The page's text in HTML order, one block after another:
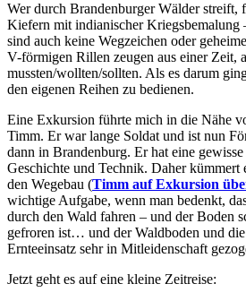
Wer durch Brandenburger Wälder streift,
Kiefern mit indianischer Kriegsbemalung
sind auch keine Wegzeichen oder
V-förmigen Rillen zeugen aus einer Zeit,
mussten/wollten/sollten. Als es darum
den eigenen Reihen zu bedienen.
Eine Exkursion führte mich in die Nähe
Timm. Er war lange Soldat und ist nun
dann in Brandenburg. Er hat eine
Geschichte und Technik. Daher kümmert
den Wegebau (Timm auf Exkursion
wichtige Aufgabe, wenn man bedenkt,
durch den Wald fahren – und der Boden
gefroren ist… und der Waldboden und
Ernteeinsatz sehr in Mitleidenschaft
Jetzt geht es auf eine kleine Zeitreise: